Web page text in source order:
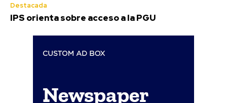
Destacada
IPS orienta sobre acceso a la PGU